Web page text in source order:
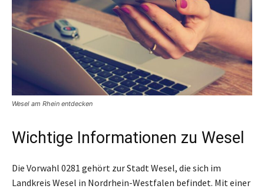
Wesel am Rhein entdecken
Wichtige Informationen zu Wesel
Die Vorwahl 0281 gehört zur Stadt Wesel, die sich im
Landkreis Wesel in Nordrhein-Westfalen befindet. Mit einer